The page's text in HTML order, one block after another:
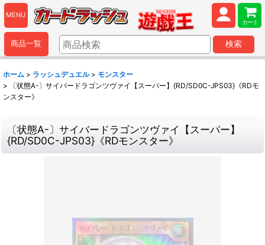
MENU
カート
商品一覧 検索
ホーム > ラッシュデュエル > モンスター
>
〔状態A-〕サイバードラゴンツヴァイ【スーパー】{RD/SD0C-JPS03}《RDモ
ンスター》
〔状態A-〕サイバードラゴンツヴァイ【スーパー】
{RD/SD0C-JPS03}《RDモンスター》